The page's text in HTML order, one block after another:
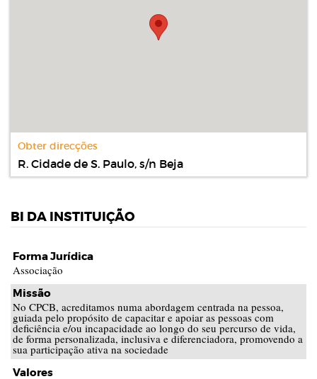
Obter direcções
R. Cidade de S. Paulo, s/n Beja
BI DA INSTITUIÇÃO
Forma Jurídica
Associação
Missão
No CPCB, acreditamos numa abordagem centrada na pessoa,
guiada pelo propósito de capacitar e apoiar as pessoas com
deficiência e/ou incapacidade ao longo do seu percurso de vida,
de forma personalizada, inclusiva e diferenciadora, promovendo a
sua participação ativa na sociedade
Valores